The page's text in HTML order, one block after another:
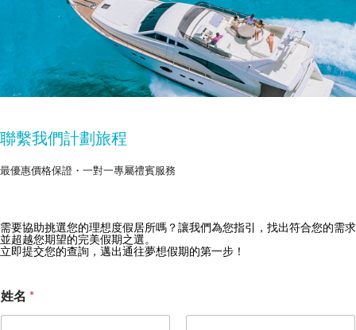
獲取 Zekkei Collection 獨家優惠
訂閱獨家優惠與旅行靈感
聯繫我們計劃旅程
最優惠價格保證・一對一專屬禮賓服務
需要協助挑選您的理想度假居所嗎？讓我們為您指引，找出符合您的需求
並超越您期望的完美假期之選。
立即提交您的查詢，邁出通往夢想假期的第一步！
姓名 *